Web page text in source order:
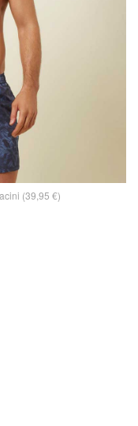
(39,95 €)